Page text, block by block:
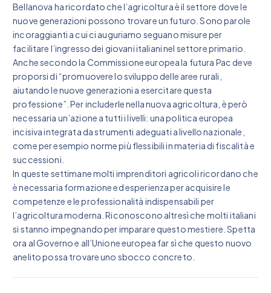
Bellanova ha ricordato che l’agricoltura è il settore dove le
nuove generazioni possono trovare un futuro. Sono parole
incoraggianti a cui ci auguriamo seguano misure per
facilitare l’ingresso dei giovani italiani nel settore primario.
Anche secondo la Commissione europea la futura Pac deve
proporsi di “promuovere lo sviluppo delle aree rurali,
aiutando le nuove generazioni a esercitare questa
professione”. Per includerle nella nuova agricoltura, è però
necessaria un’azione a tutti i livelli: una politica europea
incisiva integrata da strumenti adeguati a livello nazionale,
come per esempio norme più flessibili in materia di fiscalità e
successioni.
In queste settimane molti imprenditori agricoli ricordano che
è necessaria formazione ed esperienza per acquisire le
competenze e le professionalità indispensabili per
l’agricoltura moderna. Riconoscono altresì che molti italiani
si stanno impegnando per imparare questo mestiere. Spetta
ora al Governo e all’Unione europea far sì che questo nuovo
anelito possa trovare uno sbocco concreto.